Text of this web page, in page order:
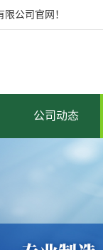
公司官网！
公司动态